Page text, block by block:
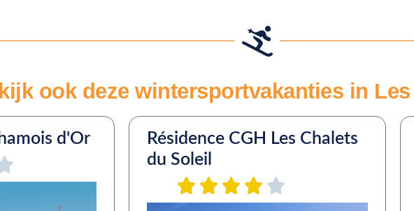
ook deze wintersportvakanties in
d'Or
Résidence CGH Les Chalets
du Soleil